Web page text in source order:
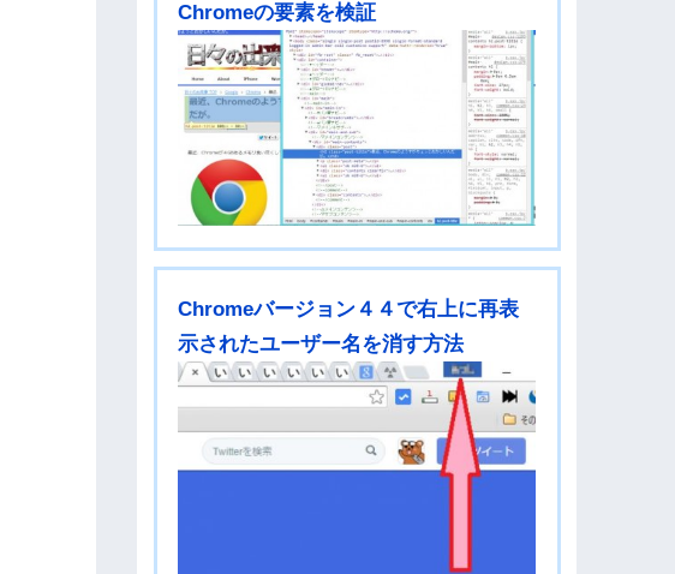
Chromeの要素を検証
Chromeバージョン４４で右上に再表
示されたユーザー名を消す方法